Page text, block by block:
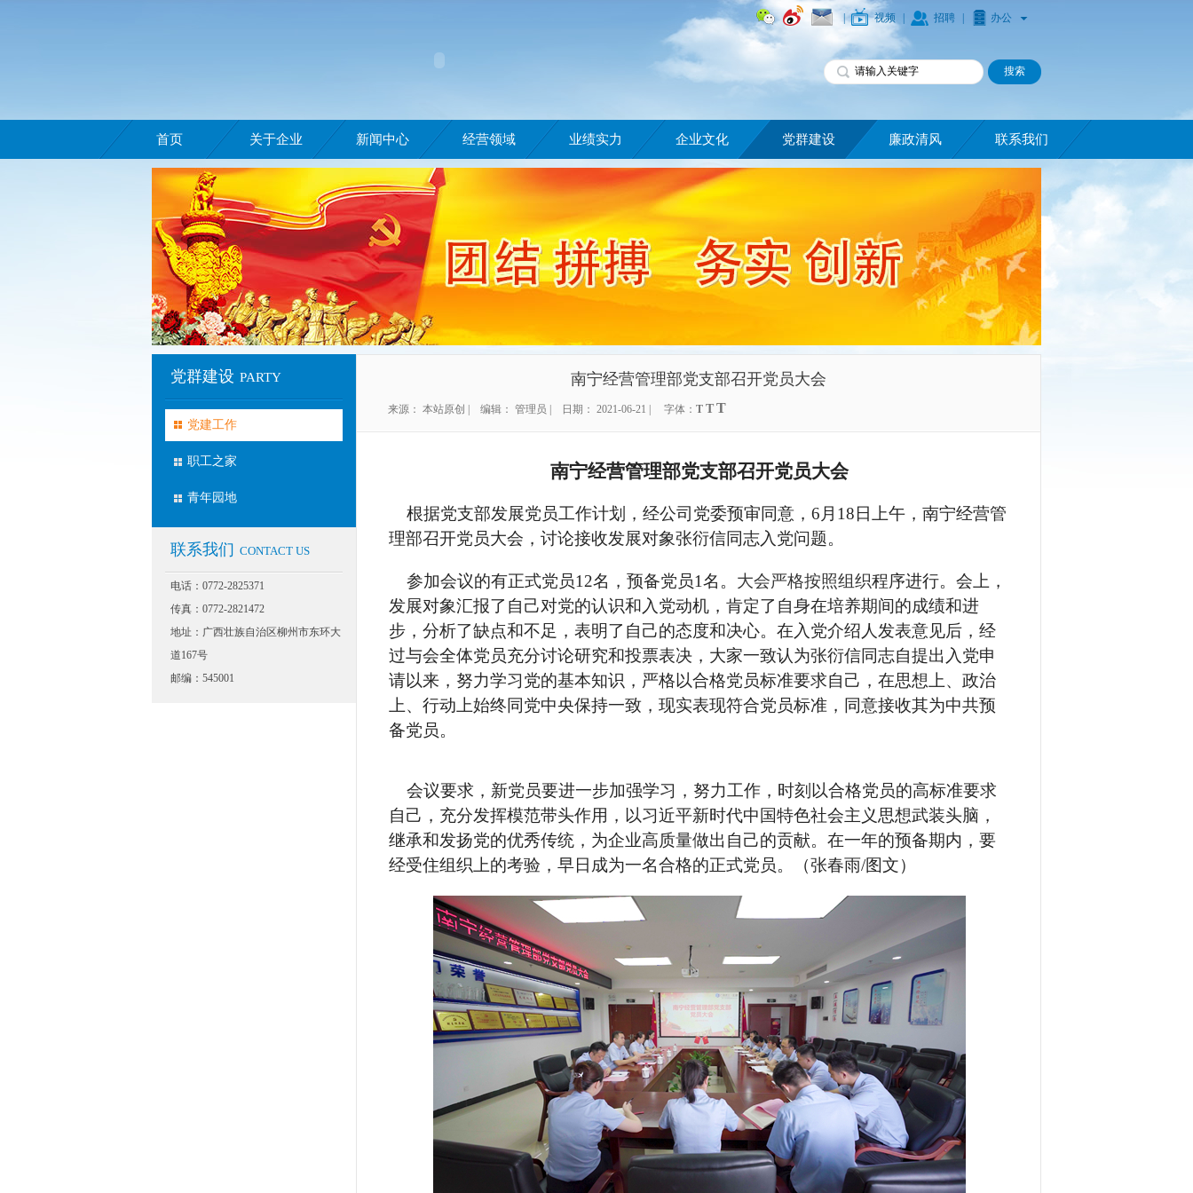
视频 招聘 办公
首页 关于企业 新闻中心 经营领域 业绩实力 企业文化 党群建设 廉政清风 联系我们
党群建设 PARTY
BUILDING
党建工作
职工之家
青年园地
联系我们 CONTACT US
电话：0772-2825371
传真：0772-2821472
地址：广西壮族自治区柳州市东环大
道167号
邮编：545001
南宁经营管理部党支部召开党员大会
来源： 本站原创 | 编辑： 管理员 | 日期： 2021-06-21 | 字体： T T T
南宁经营管理部党支部召开党员大会
根据党支部发展党员工作计划，经公司党委预审同意， 6月18日上午，南宁经营管
理部召开党员大会，讨论接收发展对象张衍信同志入党问题。
参加会议的有正式党员12名，预备党员1名。 大会严格按照组织程序进行。会上，
发展对象汇报了自己对党的认识和入党动机，肯定了自身在培养期间的成绩和进
步，分析了缺点和不足，表明了自己的态度和决心。在入党介绍人发表意见后，经
过与会全体党员充分讨论研究和投票表决，大家一致认为张衍信同志自提出入党申
请以来，努力学习党的基本知识，严格以合格党员标准要求自己，在思想上、政治
上、行动上始终同党中央保持一致，现实表现符合党员标准，同意接收其为中共预
备党员。
会议要求，新党员要进一步加强学习，努力工作，时刻以合格党员的高标准要求
自己，充分发挥模范带头作用，以习近平新时代中国特色社会主义思想武装头脑，
继承和发扬党的优秀传统，为企业高质量做出自己的贡献。在一年的预备期内，要
经受住组织上的考验，早日成为一名合格的正式党员。（张春雨/图文）